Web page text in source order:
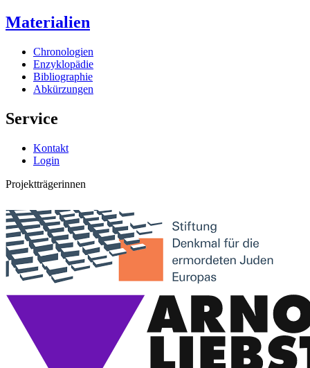
Materialien
Chronologien
Enzyklopädie
Bibliographie
Abkürzungen
Service
Kontakt
Login
Projektträgerinnen